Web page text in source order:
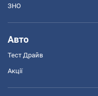
ЗНО
Авто
Тест Драйв
Акції